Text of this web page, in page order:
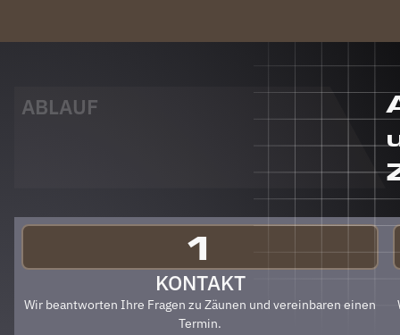
Dieser
Auftrag
auch an
gehen.
Klare
Empfehlung
PS Nach
Fertigstellung,
zum Dank
ABLAUF
1
KONTAKT
Wir beantworten Ihre Fragen zu Zäunen und vereinbaren einen
Termin.